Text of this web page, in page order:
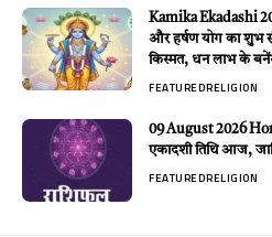
Kamika Ekadashi
और हर्षण योग का शुभ
किस्मत, धन लाभ के
FEATUREDRELIGION
09 August 2026
एकादशी तिथि आज,
FEATUREDRELIGION